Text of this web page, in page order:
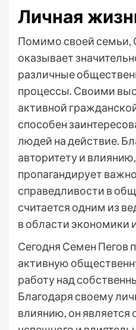
Личная
Помимо своей семьи,
оказывает
различные
процессы. Своими
активной
способен
людей на действие.
авторитету и
пропагандирует
справедливости в
считается одним из
в области экономики
Сегодня Семен Пегов
активную
работу над
Благодаря своему
влиянию, он является